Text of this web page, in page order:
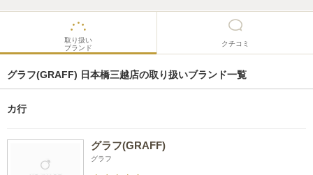
取り扱い
ブランド
クチコミ
グラフ(GRAFF) 日本橋三越店の取り扱いブランド一覧
カ行
グラフ(GRAFF)
グラフ